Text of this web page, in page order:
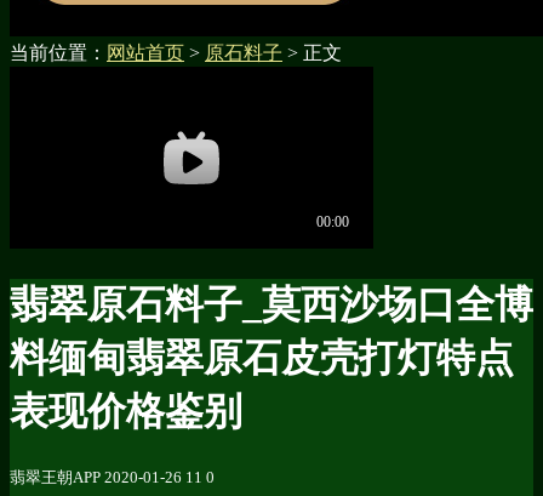
当前位置： 网站首页 > 原石料子 > 正文
翡翠原石料子_莫西沙场口全博
料缅甸翡翠原石皮壳打灯特点
表现价格鉴别
翡翠王朝APP 2020-01-26 11 0